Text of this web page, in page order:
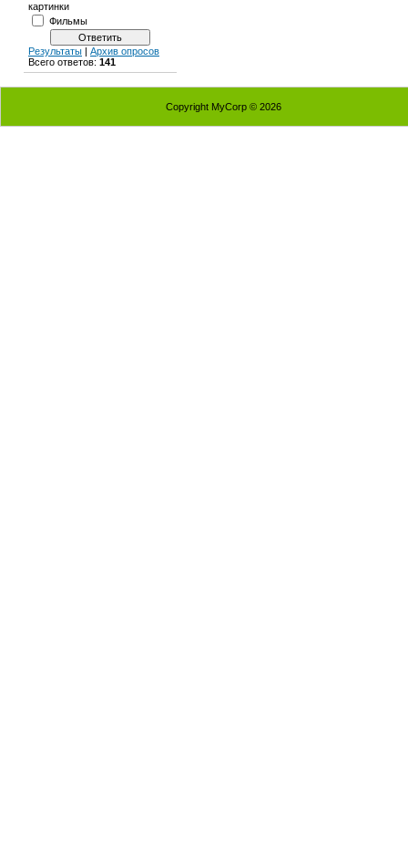
картинки
Фильмы
Результаты | Архив опросов
Всего ответов: 141
Copyright MyCorp © 2026